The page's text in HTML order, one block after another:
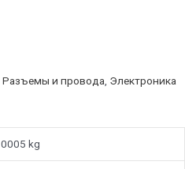
Разъемы и провода, Электроника
0005 kg